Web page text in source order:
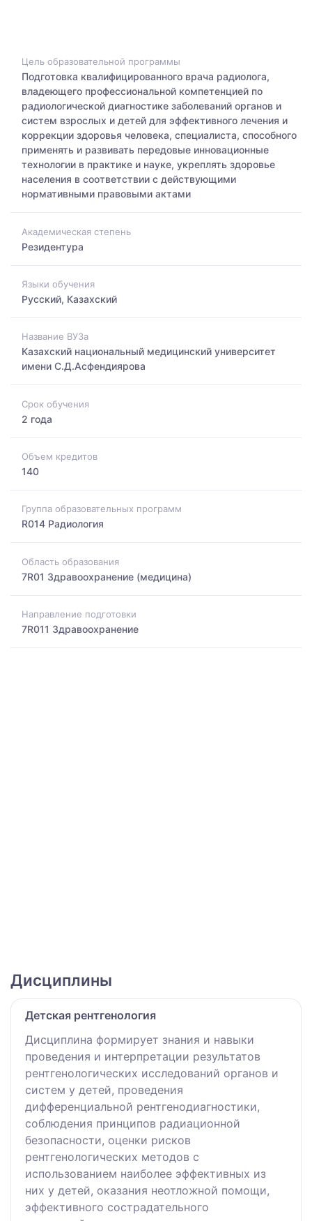
Цель образовательной программы
Подготовка квалифицированного врача радиолога,
владеющего профессиональной компетенцией по
радиологической диагностике заболеваний органов и
систем взрослых и детей для эффективного лечения и
коррекции здоровья человека, специалиста, способного
применять и развивать передовые инновационные
технологии в практике и науке, укреплять здоровье
населения в соответствии с действующими
нормативными правовыми актами
Академическая степень
Резидентура
Языки обучения
Русский, Казахский
Название ВУЗа
Казахский национальный медицинский университет
имени С.Д.Асфендиярова
Срок обучения
2 года
Объем кредитов
140
Группа образовательных программ
R014 Радиология
Область образования
7R01 Здравоохранение (медицина)
Направление подготовки
7R011 Здравоохранение
Дисциплины
Детская рентгенология
Дисциплина формирует знания и навыки
проведения и интерпретации результатов
рентгенологических исследований органов и
систем у детей, проведения
дифференциальной рентгенодиагностики,
соблюдения принципов радиационной
безопасности, оценки рисков
рентгенологических методов с
использованием наиболее эффективных из
них у детей, оказания неотложной помощи,
эффективного сострадательного